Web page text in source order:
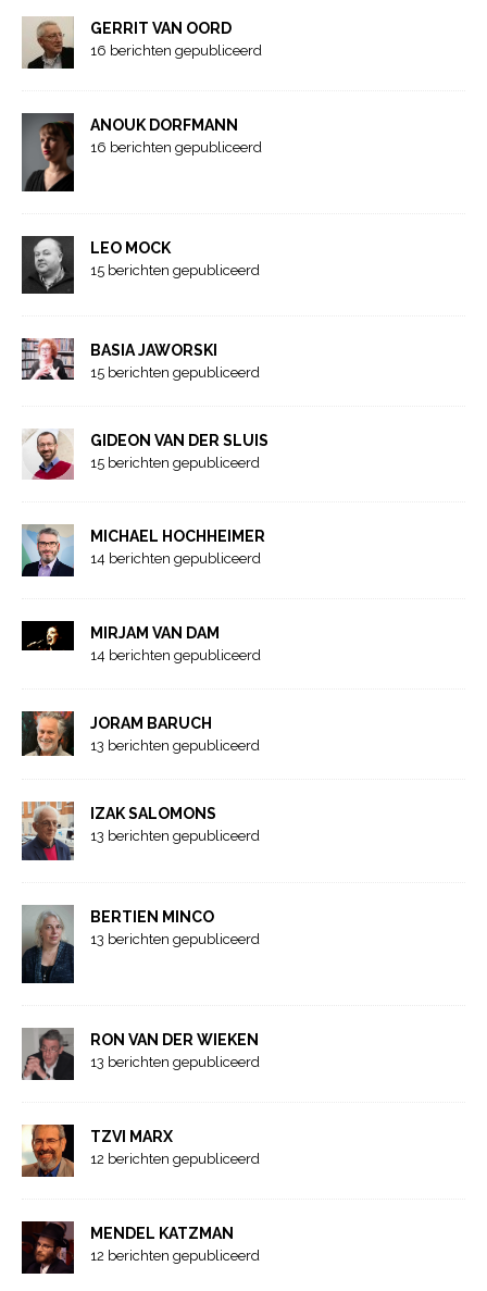
GERRIT VAN OORD
16 berichten gepubliceerd
ANOUK DORFMANN
16 berichten gepubliceerd
LEO MOCK
15 berichten gepubliceerd
BASIA JAWORSKI
15 berichten gepubliceerd
GIDEON VAN DER SLUIS
15 berichten gepubliceerd
MICHAEL HOCHHEIMER
14 berichten gepubliceerd
MIRJAM VAN DAM
14 berichten gepubliceerd
JORAM BARUCH
13 berichten gepubliceerd
IZAK SALOMONS
13 berichten gepubliceerd
BERTIEN MINCO
13 berichten gepubliceerd
RON VAN DER WIEKEN
13 berichten gepubliceerd
TZVI MARX
12 berichten gepubliceerd
MENDEL KATZMAN
12 berichten gepubliceerd